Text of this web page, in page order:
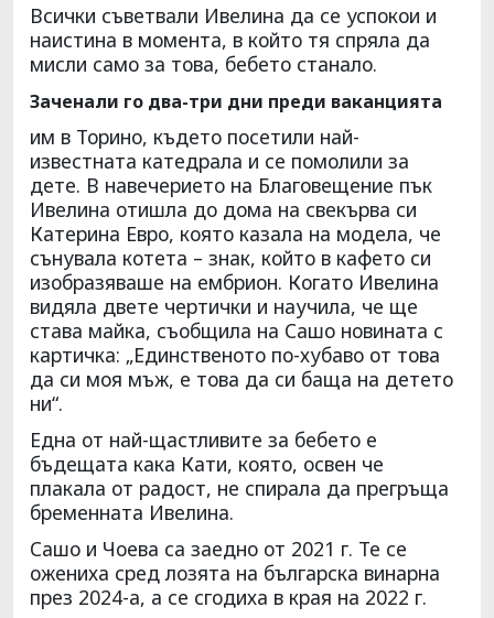
Всички съветвали Ивелина да се успокои и
наистина в момента, в който тя спряла да
мисли само за това, бебето станало.
Заченали го два-три дни преди ваканцията
им в Торино, където посетили най-
известната катедрала и се помолили за
дете. В навечерието на Благовещение пък
Ивелина отишла до дома на свекърва си
Катерина Евро, която казала на модела, че
сънувала котета – знак, който в кафето си
изобразяваше на ембрион. Когато Ивелина
видяла двете чертички и научила, че ще
става майка, съобщила на Сашо новината с
картичка: „Единственото по-хубаво от това
да си моя мъж, е това да си баща на детето
ни“.
Една от най-щастливите за бебето е
бъдещата кака Кати, която, освен че
плакала от радост, не спирала да прегръща
бременната Ивелина.
Сашо и Чоева са заедно от 2021 г. Те се
ожениха сред лозята на българска винарна
през 2024-а, а се сгодиха в края на 2022 г.